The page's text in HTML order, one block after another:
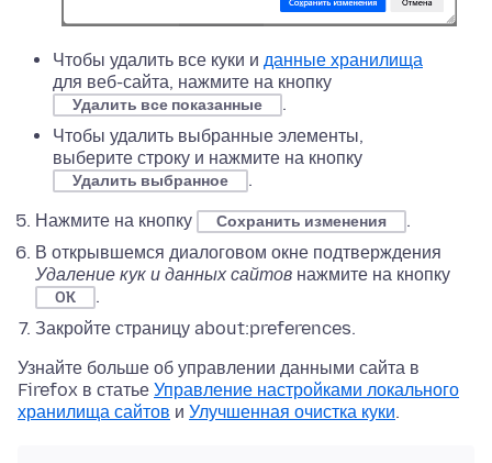
Чтобы удалить все куки и данные хранилища
для веб-сайта, нажмите на кнопку
Удалить все показанные
.
Чтобы удалить выбранные элементы,
выберите строку и нажмите на кнопку
Удалить выбранное
.
Нажмите на кнопку
Сохранить изменения
.
В открывшемся диалоговом окне подтверждения
Удаление кук и данных сайтов нажмите на кнопку
OK
.
Закройте страницу about:preferences.
Узнайте больше об управлении данными сайта в
Firefox в статье Управление настройками локального
хранилища сайтов и Улучшенная очистка куки.